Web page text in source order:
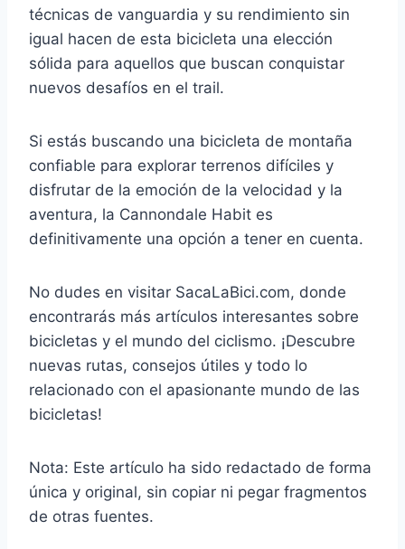
técnicas de vanguardia y su rendimiento sin
igual hacen de esta bicicleta una elección
sólida para aquellos que buscan conquistar
nuevos desafíos en el trail.
Si estás buscando una bicicleta de montaña
confiable para explorar terrenos difíciles y
disfrutar de la emoción de la velocidad y la
aventura, la Cannondale Habit es
definitivamente una opción a tener en cuenta.
No dudes en visitar SacaLaBici.com, donde
encontrarás más artículos interesantes sobre
bicicletas y el mundo del ciclismo. ¡Descubre
nuevas rutas, consejos útiles y todo lo
relacionado con el apasionante mundo de las
bicicletas!
Nota: Este artículo ha sido redactado de forma
única y original, sin copiar ni pegar fragmentos
de otras fuentes.